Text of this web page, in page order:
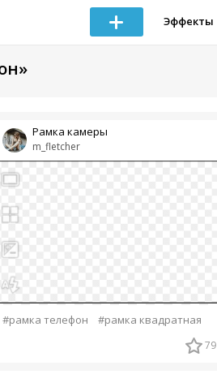
Эффекты
m_fletcher
Рамка камеры
#рамка телефон #рамка квадратная
79